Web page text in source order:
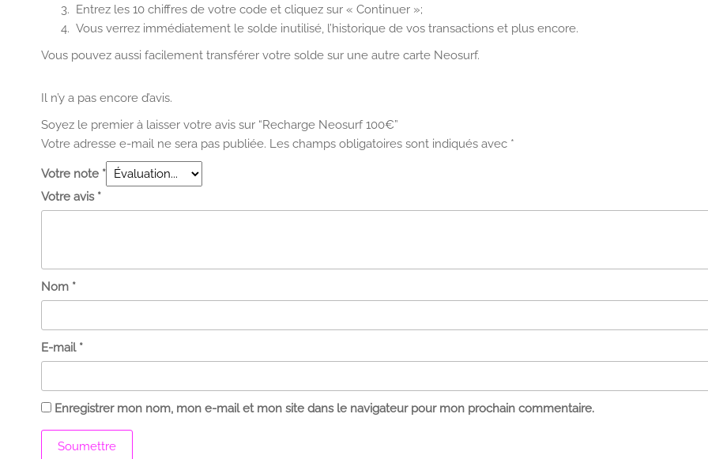
Entrez les 10 chiffres de votre code et cliquez sur « Continuer »;
Vous verrez immédiatement le solde inutilisé, l’historique de vos transactions et plus encore.
Vous pouvez aussi facilement transférer votre solde sur une autre carte Neosurf.
Il n’y a pas encore d’avis.
Soyez le premier à laisser votre avis sur “Recharge Neosurf 100€”
Votre adresse e-mail ne sera pas publiée. Les champs obligatoires sont indiqués avec *
Votre note *
Votre avis *
Nom *
E-mail *
Enregistrer mon nom, mon e-mail et mon site dans le navigateur pour mon prochain commentaire.